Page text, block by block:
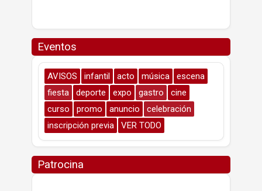
Eventos
AVISOS infantil acto música
escena
fiesta
deporte expo gastro
cine
curso
promo anuncio
celebración
inscripción previa
VER TODO
Patrocina